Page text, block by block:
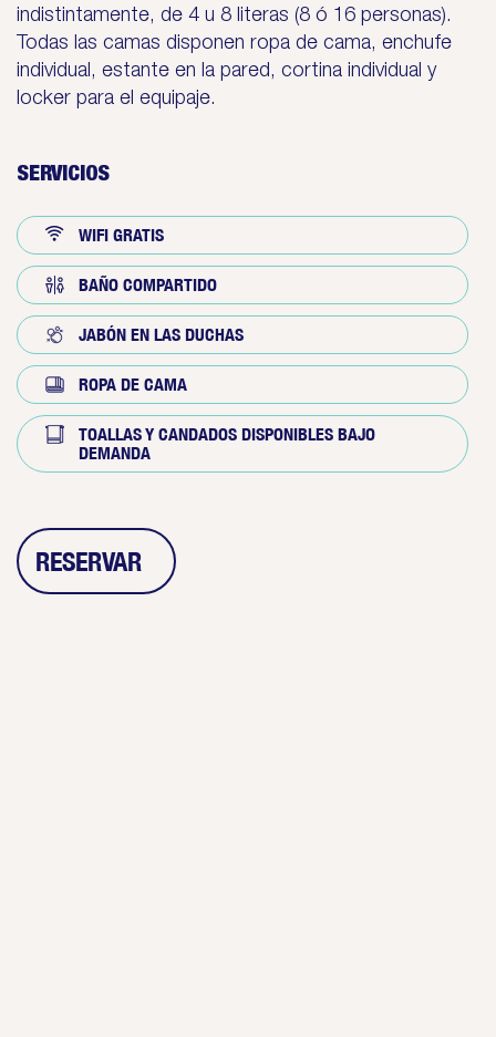
indistintamente, de 4 u 8 literas (8 ó 16 personas).
Todas las camas disponen ropa de cama, enchufe
individual, estante en la pared, cortina individual y
locker para el equipaje.
SERVICIOS
WIFI GRATIS
BAÑO COMPARTIDO
JABÓN EN LAS DUCHAS
ROPA DE CAMA
TOALLAS Y CANDADOS DISPONIBLES BAJO
DEMANDA
RESERVAR